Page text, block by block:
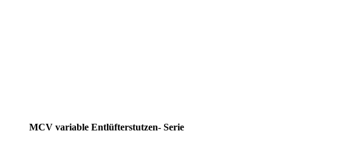
MCV variable Entlüfterstutzen- Serie